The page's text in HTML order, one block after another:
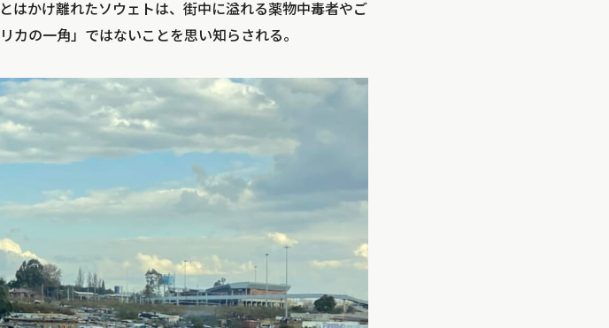
はかけ離れたソウェトは、街中に溢れる薬物中毒者やご
カの一角」ではないことを思い知らされる。